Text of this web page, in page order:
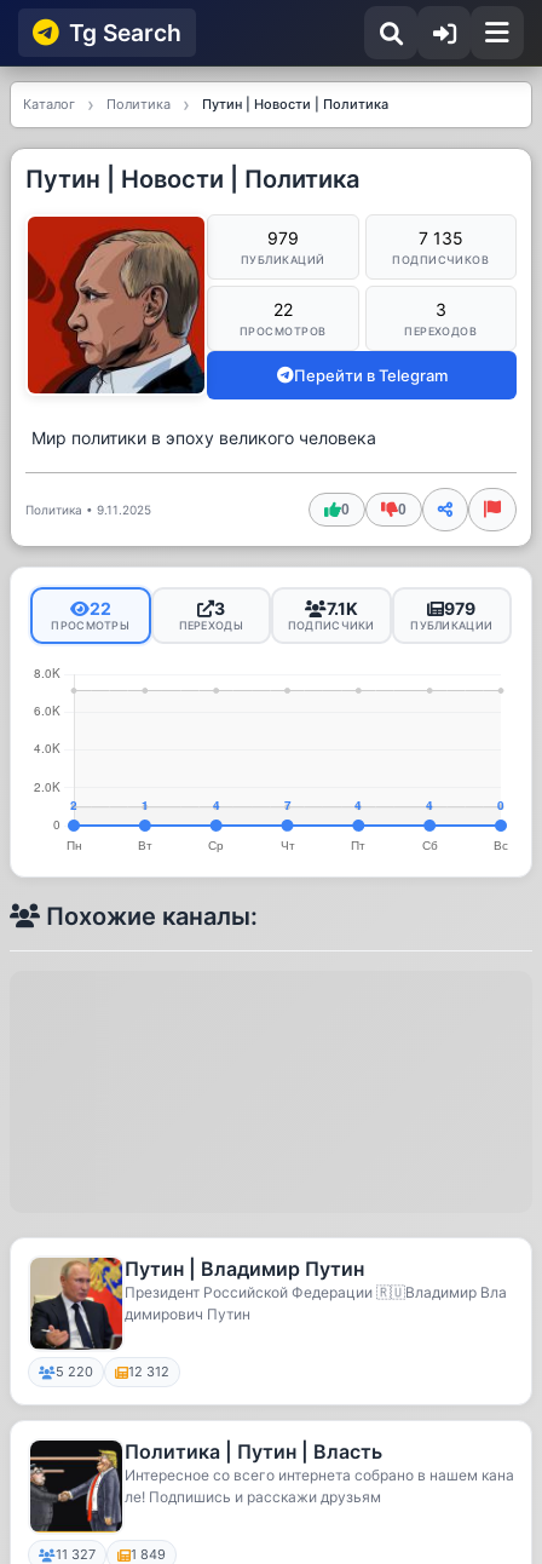
Tg Searсh
Каталог Политика Путин | Новости | Политика
Путин | Новости | Политика
979
ПУБЛИКАЦИЙ
7 135
ПОДПИСЧИКОВ
22
ПРОСМОТРОВ
3
ПЕРЕХОДОВ
Перейти в Telegram
Мир политики в эпоху великого человека
Политика • 9.11.2025 0 0
22
ПРОСМОТРЫ
3
ПЕРЕХОДЫ
7.1K
ПОДПИСЧИКИ
979
ПУБЛИКАЦИИ
Похожие каналы:
Путин | Владимир Путин
Президент Российской Федерации 🇷🇺Владимир Вла
димирович Путин
5 220 12 312
Политика | Путин | Власть
Интересное со всего интернета собрано в нашем кана
ле! Подпишись и расскажи друзьям
11 327 1 849